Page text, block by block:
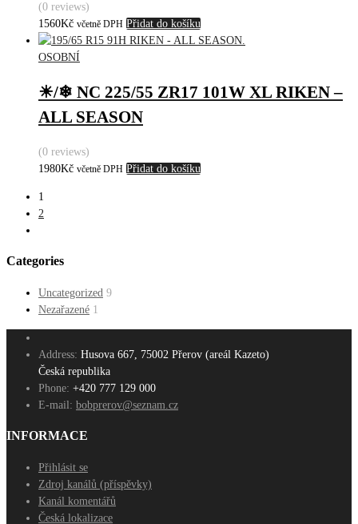
(0 reviews)
1560Kč včetně DPH Přidat do košíku
OSOBNÍ
☀/❄ NC 225/55 ZR17 101W XL RIKEN –
ALL SEASON
(0 reviews)
1980Kč včetně DPH Přidat do košíku
1
2
Categories
Uncategorized 9
Nezařazené 1
Address: Husova 667, 75002 Přerov (areál Kazeto)
Česká republika
Phone: +420 777 129 000
E-mail: bobprerov@seznam.cz
INFORMACE
Přihlásit se
Zdroj kanálů (příspěvky)
Kanál komentářů
Česká lokalizace